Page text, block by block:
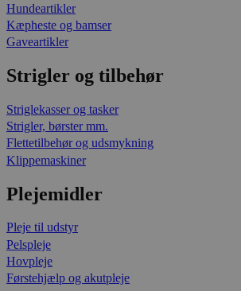
Hundeartikler
Kæpheste og bamser
Gaveartikler
Strigler og tilbehør
Striglekasser og tasker
Strigler, børster mm.
Flettetilbehør og udsmykning
Klippemaskiner
Plejemidler
Pleje til udstyr
Pelspleje
Hovpleje
Førstehjælp og akutpleje